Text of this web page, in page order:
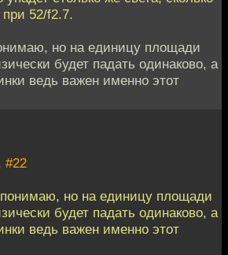
52/f2.7.
но на единицу площади
будет падать одинаково, а
ведь важен именно этот
#22
но на единицу площади
будет падать одинаково, а
ведь важен именно этот